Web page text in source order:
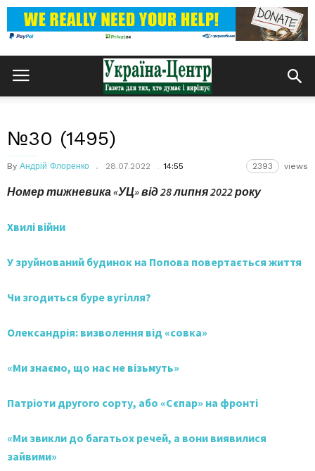
№30 (1495)
By Андрій Флоренко 28.07.2022 14:55 2393 views
Номер тижневика «УЦ» від28липня 2022 року
Хвилі війни
У зруйнований будинок на Попова повертається життя
Чи згодиться буре вугілля?
Олександрія: визволення від «совка»
«Ми знаємо, що нас не візьмуть»
Патріоти другого сорту, або «Сєпар» на фронті
«Ми звикли до багатьох речей, а вони виявилися
зайвими»